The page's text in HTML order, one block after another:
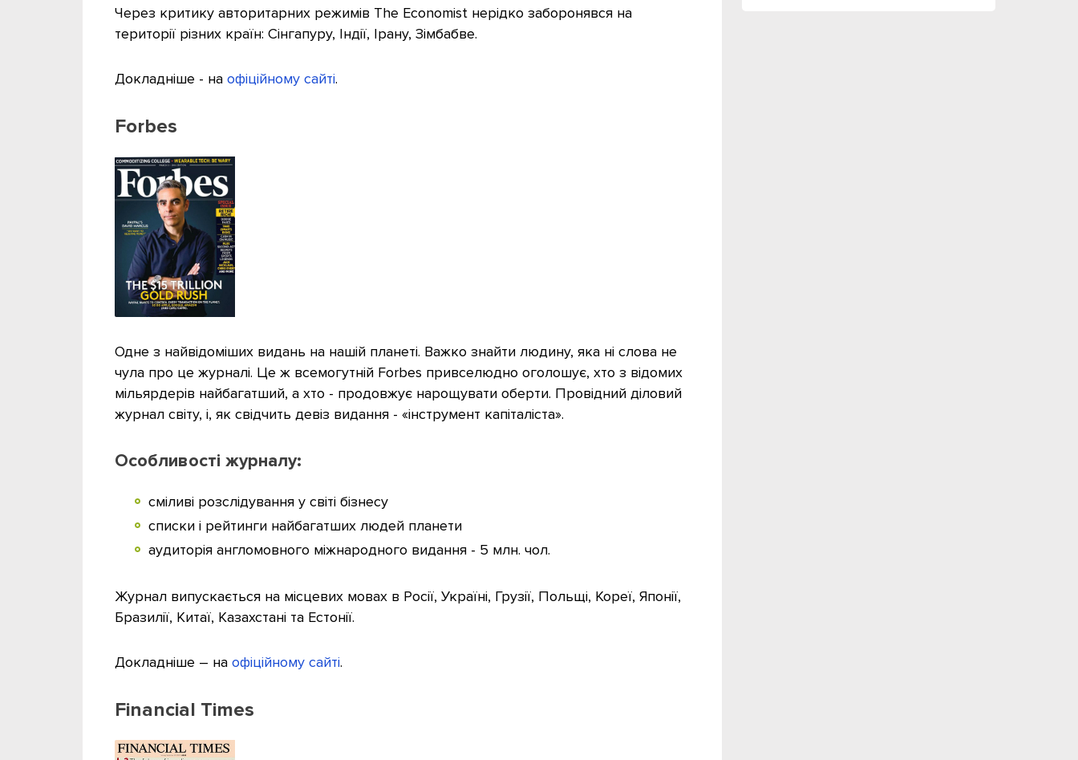
Через критику авторитарних режимів The Economist нерідко заборонявся на
території різних країн: Сінгапуру, Індії, Ірану, Зімбабве.
Докладніше - на офіційному сайті.
Forbes
Одне з найвідоміших видань на нашій планеті. Важко знайти людину, яка ні слова не
чула про це журналі. Це ж всемогутній Forbes привселюдно оголошує, хто з відомих
мільярдерів найбагатший, а хто - продовжує нарощувати оберти. Провідний діловий
журнал світу, і, як свідчить девіз видання - «інструмент капіталіста».
Особливості журналу:
сміливі розслідування у світі бізнесу
списки і рейтинги найбагатших людей планети
аудиторія англомовного міжнародного видання - 5 млн. чол.
Журнал випускається на місцевих мовах в Росії, Україні, Грузії, Польщі, Кореї, Японії,
Бразилії, Китаї, Казахстані та Естонії.
Докладніше – на офіційному сайті.
Financial Times